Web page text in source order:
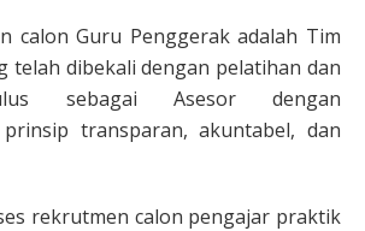
calon Guru Penggerak adalah Tim
telah dibekali dengan pelatihan dan
sebagai Asesor dengan
transparan, akuntabel, dan
rekrutmen calon pengajar praktik